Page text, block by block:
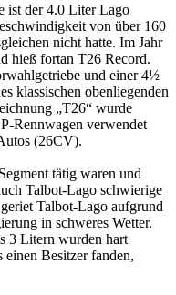
ist der 4.0 Liter Lago
von über 160
nicht hatte. Im Jahr
hieß fortan T26 Record.
und einer 4½
klassischen obenliegenden
„T26“ wurde
Rennwagen verwendet
(26CV).
tätig waren und
Talbot-Lago schwierige
Talbot-Lago aufgrund
in schweres Wetter.
3 Litern wurden hart
Besitzer fanden,